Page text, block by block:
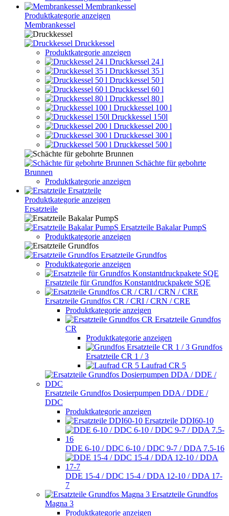
Membrankessel
Produktkategorie anzeigen
Membrankessel
Druckkessel
Produktkategorie anzeigen
Druckkessel 24 l
Druckkessel 35 l
Druckkessel 50 l
Druckkessel 60 l
Druckkessel 80 l
Druckkessel 100 l
Druckkessel 150l
Druckkessel 200 l
Druckkessel 300 l
Druckkessel 500 l
Schächte für gebohrte
Brunnen
Produktkategorie anzeigen
Ersatzteile
Produktkategorie anzeigen
Ersatzteile
Ersatzteile Bakalar PumpS
Produktkategorie anzeigen
Ersatzteile Grundfos
Produktkategorie anzeigen
Ersatzteile für Grundfos Konstantdruckpakete SQE
Ersatzteile Grundfos CR / CRI / CRN / CRE
Produktkategorie anzeigen
Ersatzteile Grundfos
CR
Produktkategorie anzeigen
Grundfos
Ersatzteile CR 1 / 3
Laufrad CR 5
Ersatzteile Grundfos Dosierpumpen DDA / DDE /
DDC
Produktkategorie anzeigen
Ersatzteile DDI60-10
DDE 6-10 / DDC 6-10 / DDC 9-7 / DDA 7.5-16
DDE 15-4 / DDC 15-4 / DDA 12-10 / DDA 17-
7
Ersatzteile Grundfos
Magna 3
Produktkategorie anzeigen